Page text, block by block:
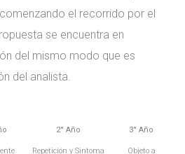
el recorrido por el
se encuentra en
del mismo modo que es
del analista.
2° Año 3° Año
Repetición y Sintoma Objeto a